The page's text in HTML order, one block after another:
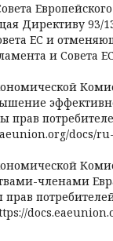
Директиву 93/
ЕС и
и Совета
docs/
членами